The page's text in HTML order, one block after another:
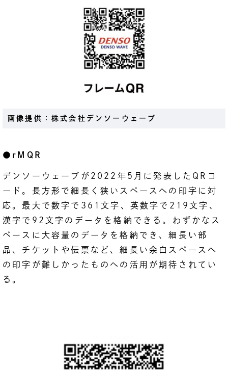
画像提供：株式会社デンソーウェーブ
●rMQR
デンソーウェーブが2022年5月に発表したQRコ
ード。長方形で細長く狭いスペースへの印字に対
応。最大で数字で361文字、英数字で219文字、
漢字で92文字のデータを格納できる。わずかなス
ペースに大容量のデータを格納でき、細長い部
品、チケットや伝票など、細長い余白スペースへ
の印字が難しかったものへの活用が期待されてい
る。